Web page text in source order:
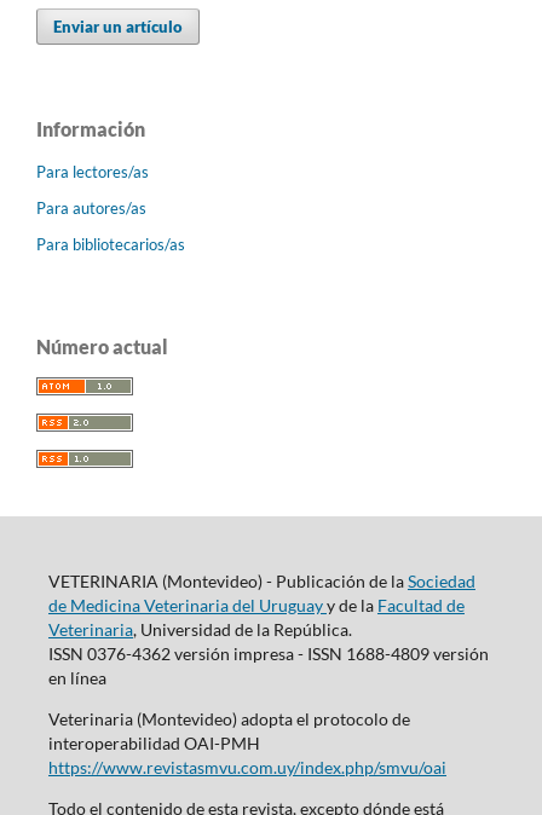
Enviar un artículo
Información
Para lectores/as
Para autores/as
Para bibliotecarios/as
Número actual
VETERINARIA (Montevideo) - Publicación de laSociedad
de Medicina Veterinaria del Uruguayy de la Facultad de
Veterinaria, Universidad de la República.
ISSN 0376-4362 versión impresa - ISSN 1688-4809 versión
en línea
Veterinaria (Montevideo) adopta el protocolo de
interoperabilidad OAI-PMH
https://www.revistasmvu.com.uy/index.php/smvu/oai
Todo el contenido de esta revista, excepto dónde está